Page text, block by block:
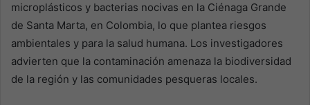
microplásticos y bacterias nocivas en la Ciénaga Grande
de Santa Marta, en Colombia, lo que plantea riesgos
ambientales y para la salud humana. Los investigadores
advierten que la contaminación amenaza la biodiversidad
de la región y las comunidades pesqueras locales.